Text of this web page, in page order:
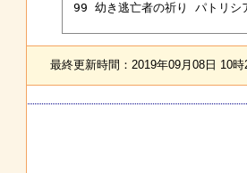
99 幼き逃亡者の祈り パトリ
最終更新時間：2019年09月08日 10